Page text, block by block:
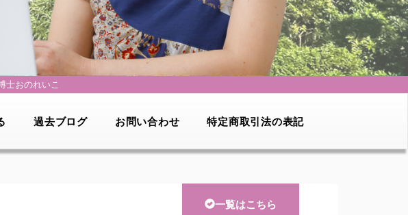
士おのれいこ
過去ブログ お問い合わせ 特定商取引法の表記
一覧はこちら